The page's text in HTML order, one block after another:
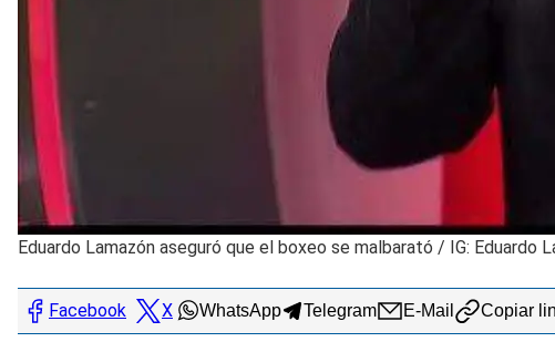
Eduardo Lamazón aseguró que el boxeo se malbarató / IG: Eduardo
Facebook X WhatsApp Telegram E-Mail Copiar